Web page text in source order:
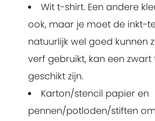
Wit t-shirt. Een andere
ook, maar je moet de inkt-
natuurlijk wel goed kunnen
verf gebruikt, kan een
geschikt zijn.
Karton/stencil papier en
pennen/potloden/stiften